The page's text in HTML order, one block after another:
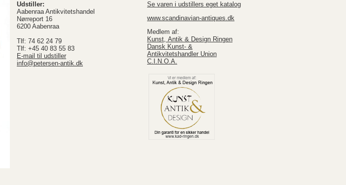
Udstiller:
Aabenraa Antikvitetshandel
Nørreport 16
6200 Aabenraa
Tlf: 74 62 24 79
Tlf: +45 40 83 55 83
E-mail til udstiller
info@petersen-antik.dk
Se varen i udstillers eget katalog
www.scandinavian-antiques.dk
Medlem af:
Kunst, Antik & Design Ringen
Dansk Kunst- &
Antikvitetshandler Union
C.I.N.O.A.